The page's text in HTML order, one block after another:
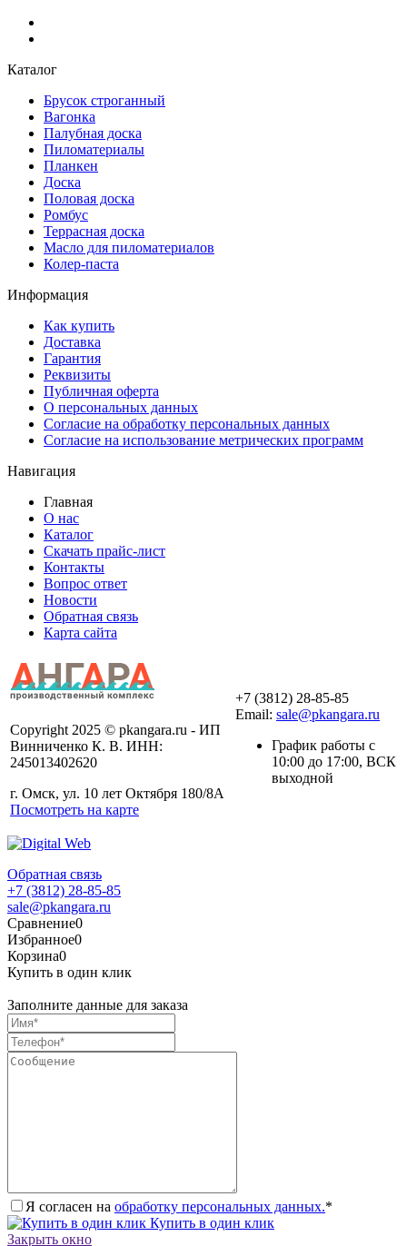
Каталог
Брусок строганный
Вагонка
Палубная доска
Пиломатериалы
Планкен
Доска
Половая доска
Ромбус
Террасная доска
Масло для пиломатериалов
Колер-паста
Информация
Как купить
Доставка
Гарантия
Реквизиты
Публичная оферта
О персональных данных
Согласие на обработку персональных данных
Согласие на использование метрических программ
Навигация
Главная
О нас
Каталог
Скачать прайс-лист
Контакты
Вопрос ответ
Новости
Обратная связь
Карта сайта
Copyright 2025 © pkangara.ru - ИП
Винниченко К. В. ИНН:
245013402620
г. Омск, ул. 10 лет Октября 180/8А
Посмотреть на карте
+7 (3812) 28-85-85
Email: sale@pkangara.ru
График работы с
10:00 до 17:00, ВСК
выходной
Обратная связь
+7 (3812) 28-85-85
sale@pkangara.ru
Сравнение0
Избранное0
Корзина0
Купить в один клик
Заполните данные для заказа
Я согласен на обработку персональных данных.*
Купить в один клик
Закрыть окно